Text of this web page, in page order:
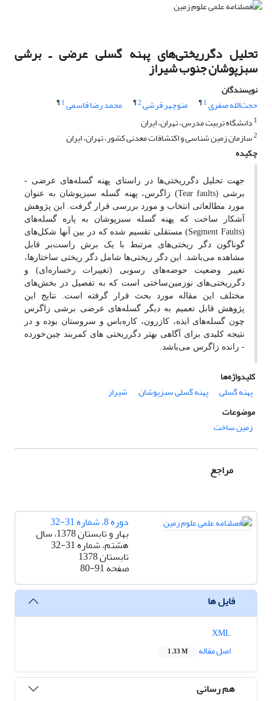
تحلیل دگرریختی‌های پهنه گسلی عرضی ـ برشی
سبزپوشان جنوب شیراز
نویسندگان
حجت‌الله صفری1
¶ منوچهر قرشی2
¶ محمد رضا قاسمی1
¶
1 دانشگاه تربیت مدرس، تهران، ایران
2سازمان زمین شناسی و اکتشافات معدنی کشور، تهران، ایران
چکیده
جهت تحلیل دگرریختی‌ها در راستای پهنه گسله‌های عرضی -
برشی (Tear faults) زاگرس، پهنه گسله سبزپوشان به عنوان
مورد مطالعاتی انتخاب و مورد بررسی قرار گرفت. این پژوهش
آشکار ساخت که پهنه گسله سبزپوشان به پاره گسله‌های
(
Segment Faults
) مستقلی تقسیم شده که در بین آنها شکل‌های
گوناگون دگر ریختی‌های مرتبط با یک برش راست‌بر قابل
مشاهده می‌باشد. این دگر ریختی‌ها شامل دگر ریختی ساختارها،
تغییر وضعیت حوضه‌های رسوبی (تغییرات رخساره‌ای) و
دگرریختی‌های نوزمینساختی است که به تفصیل در بخش‌های
مختلف این مقاله مورد بحث قرار گرفته است. نتایج این
پژوهش قابل تعمیم به دیگر گسله‌های عرضی برشی زاگرس
چون گسله‌های ایذه، کازرون، کاره‌باس و سروستان بوده و در
نتیجه کلیدی برای آگاهی بهتر دگرریختی های کمربند چینخورده
- رانده زاگرس می‌باشد.
کلیدواژه‌ها
پهنه گسلی
پهنه گسلی سبزپوشان
شیراز
موضوعات
زمین ساخت
مراجع
دوره 8، شماره 31-32
بهار و تابستان 1378، سال
هشتم، شماره 31-32
تابستان 1378
صفحه80-91
فایل ها
اصل مقاله
1.33 M
هم رسانی